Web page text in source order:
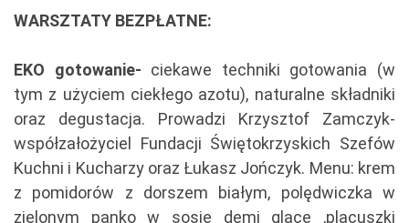
WARSZTATY BEZPŁATNE:
EKO gotowanie- ciekawe techniki gotowania (w
tym z użyciem ciekłego azotu), naturalne składniki
oraz degustacja. Prowadzi Krzysztof Zamczyk-
współzałożyciel Fundacji Świętokrzyskich Szefów
Kuchni i Kucharzy oraz Łukasz Jończyk. Menu: krem
z pomidorów z dorszem białym, polędwiczka w
zielonym panko w sosie demi glace ,placuszki